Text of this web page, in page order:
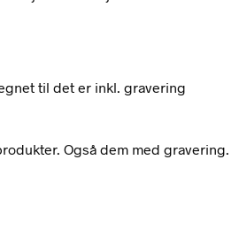
til det er inkl. gravering
Også dem med gravering.